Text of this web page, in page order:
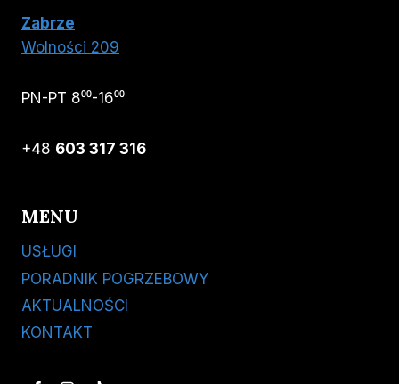
Zabrze
Wolności 209
PN-PT 8⁰⁰-16⁰⁰
+48 603 317 316
MENU
USŁUGI
PORADNIK POGRZEBOWY
AKTUALNOŚCI
KONTAKT